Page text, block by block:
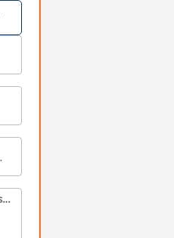
Schrijf een bericht aan de verkopers (Verplicht)